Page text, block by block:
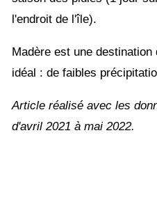
l'endroit de l'île).
Madère est une
idéal : de faibles
Article réalisé avec les
d'avril 2021 à mai 2022.